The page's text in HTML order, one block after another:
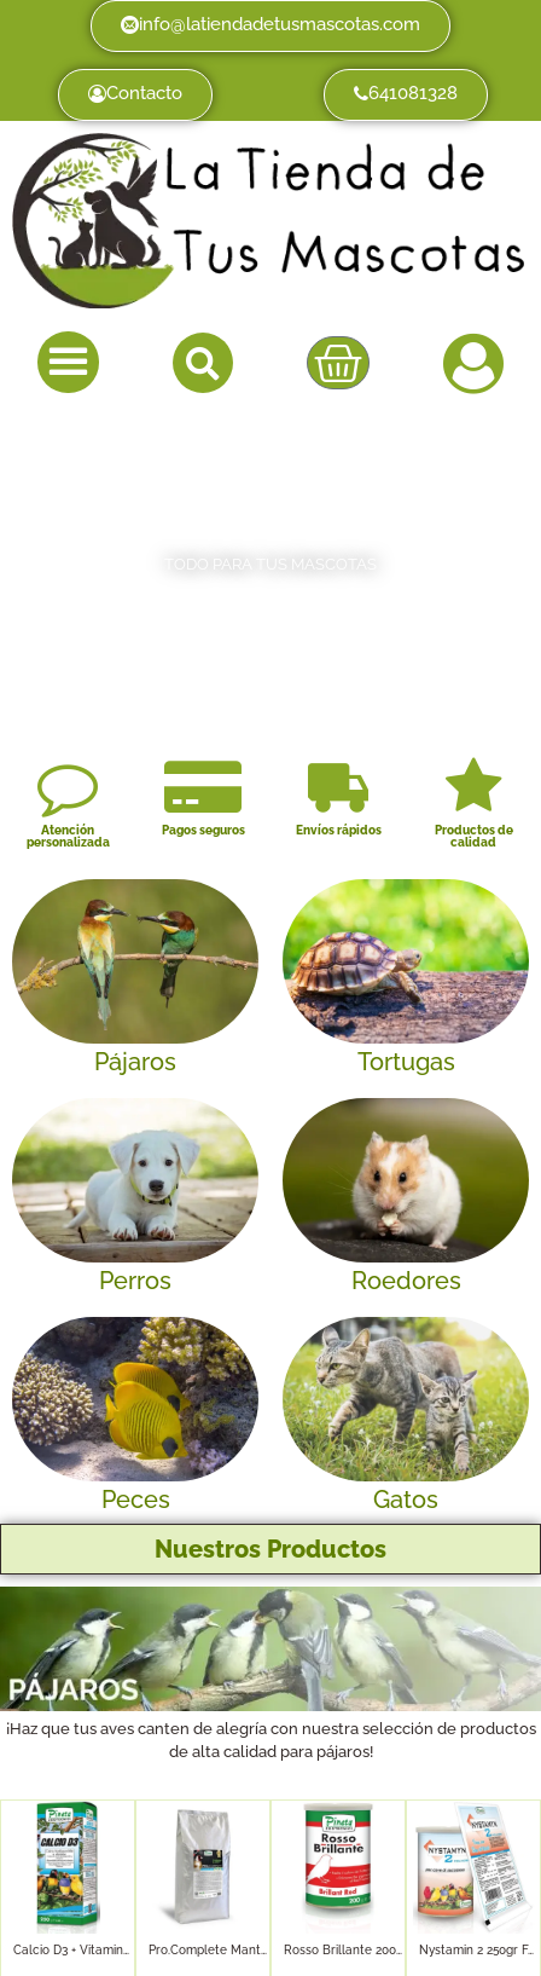
info@latiendadetusmascotas.com
Contacto 641081328
TODO PARA TUS MASCOTAS
Atención
personalizada
Pagos seguros Envíos rápidos
Productos de
calidad
Pájaros Tortugas
Perros Roedores
Peces
Gatos
Nuestros Productos
¡Haz que tus aves canten de alegría con nuestra selección de productos
de alta calidad para pájaros!
Nystamin 2 250gr Favorece la...